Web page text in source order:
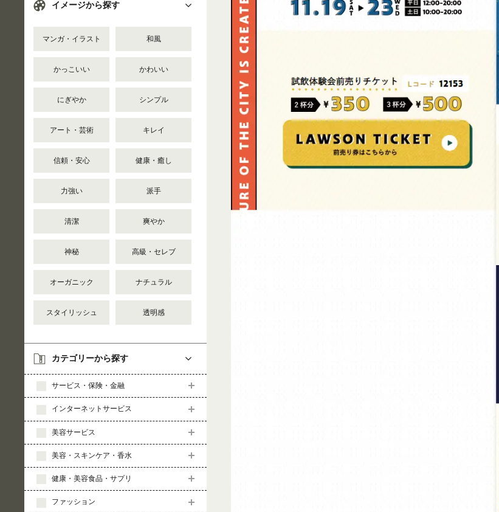
イメージから探す
マンガ・イラスト 和風
かっこいい かわいい
にぎやか シンプル
アート・芸術 キレイ
信頼・安心 健康・癒し
力強い 派手
清潔 爽やか
神秘 高級・セレブ
オーガニック ナチュラル
スタイリッシュ 透明感
カテゴリーから探す
サービス・保険・金融
インターネットサービス
美容サービス
美容・スキンケア・香水
健康・美容食品・サプリ
ファッション